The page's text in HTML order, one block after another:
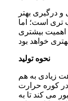
درگیری بهتر
تری است؛ اما
بیشتری
نحوه تولید
زیادی به هم
کوره حرارت
می کند تا به